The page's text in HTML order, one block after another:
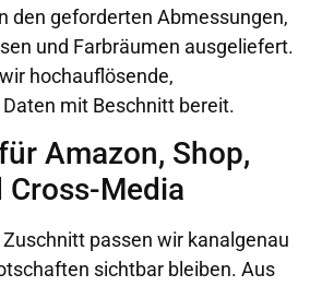
den geforderten Abmessungen,
und Farbräumen ausgeliefert.
hochauflösende,
mit Beschnitt bereit.
Amazon, Shop,
Cross-Media
passen wir kanalgenau
sichtbar bleiben. Aus